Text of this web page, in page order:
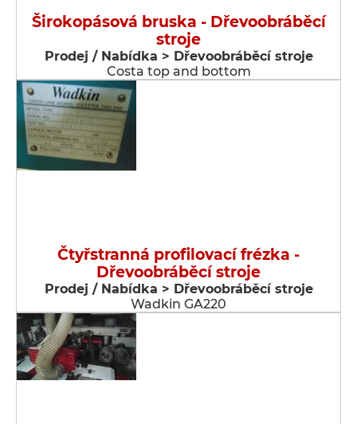
Širokopásová bruska - Dřevoobráběcí
stroje
Prodej / Nabídka > Dřevoobráběcí stroje
Costa top and bottom
Čtyřstranná profilovací frézka -
Dřevoobráběcí stroje
Prodej / Nabídka > Dřevoobráběcí stroje
Wadkin GA220